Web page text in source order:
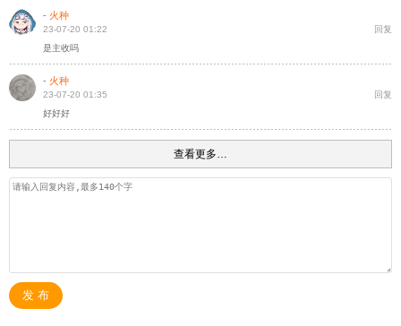
- 火种
23-07-20 01:22
回复
是主收吗
- 火种
23-07-20 01:35
回复
好好好
查看更多…
发 布